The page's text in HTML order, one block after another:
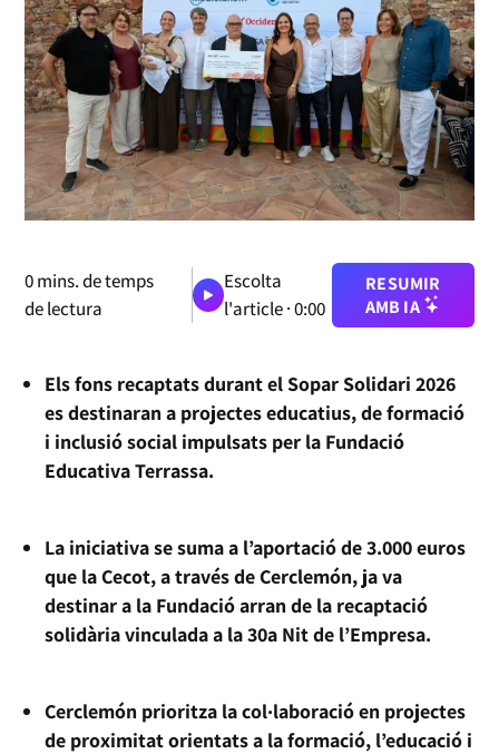
0mins. de temps
de lectura
Escolta
l'article ·0:00
RESUMIR
AMB IA
Els fons recaptats durant el Sopar Solidari 2026
es destinaran a projectes educatius, de formació
i inclusió social impulsats per la Fundació
Educativa Terrassa.
La iniciativa se suma a l’aportació de 3.000 euros
que la Cecot, a través de Cerclemón, ja va
destinar a la Fundació arran de la recaptació
solidària vinculada a la 30a Nit de l’Empresa.
Cerclemón prioritza la col·laboració en projectes
de proximitat orientats a la formació, l’educació i